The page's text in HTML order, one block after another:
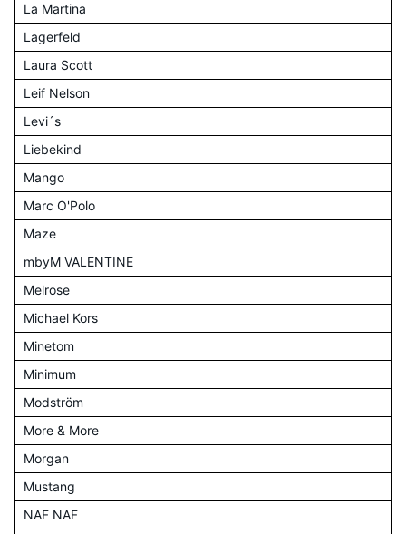
La Martina
Lagerfeld
Laura Scott
Leif Nelson
Levi´s
Liebekind
Mango
Marc O'Polo
Maze
mbyM VALENTINE
Melrose
Michael Kors
Minetom
Minimum
Modström
More & More
Morgan
Mustang
NAF NAF